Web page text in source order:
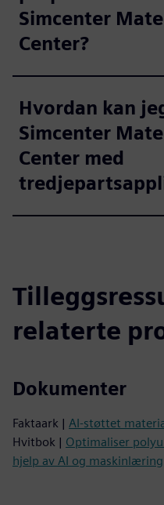
Simcenter
Center?
Hvordan kan
Simcenter
Center med
relaterte
Dokumenter
Faktaark | AI-støttet
Hvitbok | Optimaliser
hjelp av AI og maskinlæring